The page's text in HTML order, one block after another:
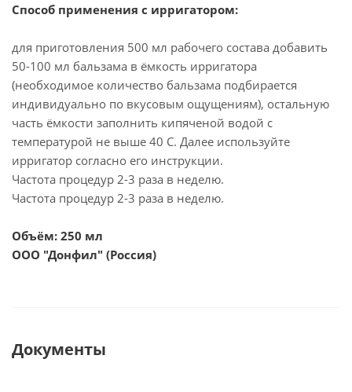
Способ применения с ирригатором:
для приготовления 500 мл рабочего состава добавить
50-100 мл бальзама в ёмкость ирригатора
(необходимое количество бальзама подбирается
индивидуально по вкусовым ощущениям), остальную
часть ёмкости заполнить кипяченой водой с
температурой не выше 40 С. Далее используйте
ирригатор согласно его инструкции.
Частота процедур 2-3 раза в неделю.
Частота процедур 2-3 раза в неделю.
Объём: 250 мл
ООО "Донфил" (Россия)
Документы